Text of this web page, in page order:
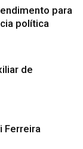
para
política
de
Ferreira